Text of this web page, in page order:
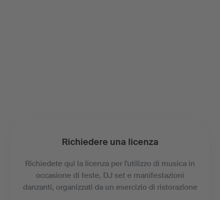
Richiedere una licenza
Richiedete qui la licenza per l'utilizzo di musica in
occasione di feste, DJ set e manifestazioni
danzanti, organizzati da un esercizio di ristorazione